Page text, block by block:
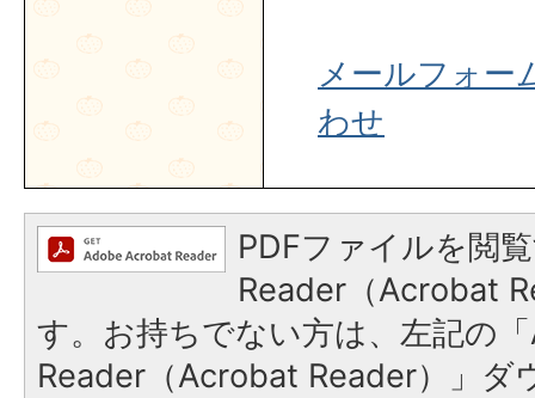
メールフォー
わせ
PDFファイルを閲
Reader（Acrobat
す。お持ちでない方は、左記の
Reader（Acrobat Reader）」ダ